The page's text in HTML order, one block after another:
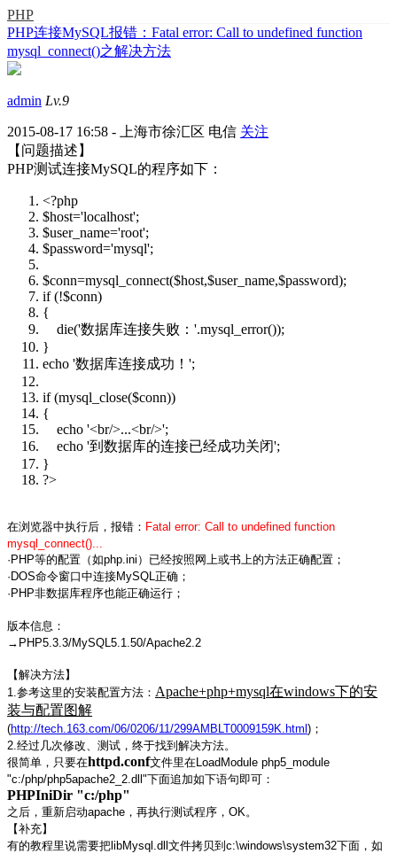
PHP
PHP连接MySQL报错：Fatal error: Call to undefined function
mysql_connect()之解决方法
admin Lv.9
2015-08-17 16:58 - 上海市徐汇区 电信 关注
【问题描述】
PHP测试连接MySQL的程序如下：
<?php
$host='localhost';
$user_name='root';
$password='mysql';
$conn=mysql_connect($host,$user_name,$password);
if (!$conn)
{
die('数据库连接失败：'.mysql_error());
}
echo '数据库连接成功！';
if (mysql_close($conn))
{
echo '<br/>...<br/>';
echo '到数据库的连接已经成功关闭';
}
?>
在浏览器中执行后，报错： Fatal error: Call to undefined function
mysql_connect()...
·PHP等的配置（如php.ini）已经按照网上或书上的方法正确配置；
·DOS命令窗口中连接MySQL正确；
·PHP非数据库程序也能正确运行；
版本信息：
→PHP5.3.3/MySQL5.1.50/Apache2.2
【解决方法】
1.参考这里的安装配置方法： Apache+php+mysql在windows下的安
装与配置图解
(http://tech.163.com/06/0206/11/299AMBLT0009159K.html )；
2.经过几次修改、测试，终于找到解决方法。
很简单，只要在httpd.conf文件里在LoadModule php5_module
"c:/php/php5apache2_2.dll"下面追加如下语句即可：
PHPIniDir "c:/php"
之后，重新启动apache，再执行测试程序，OK。
【补充】
有的教程里说需要把libMysql.dll文件拷贝到c:\windows\system32下面，如